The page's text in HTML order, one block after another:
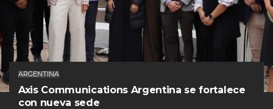
ARGENTINA
Axis Communications Argentina se fortalece
con nueva sede